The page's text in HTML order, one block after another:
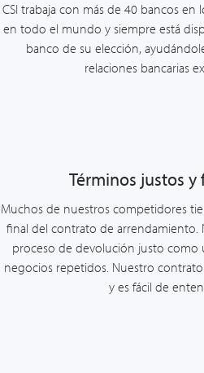
CSI trabaja con más de 40 bancos en
en todo el mundo y siempre está
banco de su elección,
relaciones bancarias
Términos justos y
Muchos de nuestros competidores
final del contrato de arrendamiento.
proceso de devolución justo
negocios repetidos. Nuestro
y es fácil de